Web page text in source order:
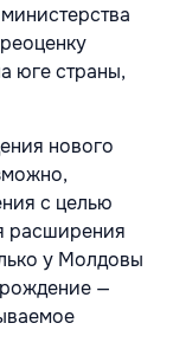
юге страны,
нового
с целью
расширения
у Молдовы
—